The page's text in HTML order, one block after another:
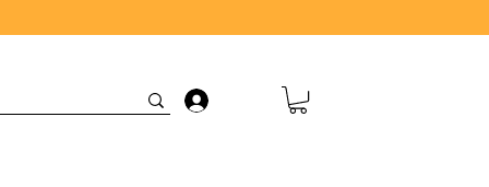
Connexion